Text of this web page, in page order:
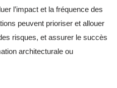
l’impact et la fréquence des
peuvent prioriser et allouer
risques, et assurer le succès
architecturale ou